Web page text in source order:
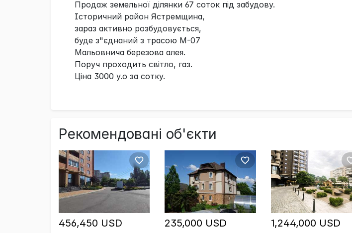
Продаж земельної ділянки 67 соток під забудову.
Історичний район Ястремщина,
зараз активно розбудовується,
буде з"єднаний з трасою М-07
Мальовнича березова алея.
Поруч проходить світло, газ.
Ціна 3000 у.о за сотку.
Рекомендовані об'єкти
456,450 USD 235,000 USD 1,244,000 USD